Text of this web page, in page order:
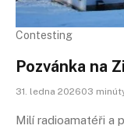
Contesting
Pozvánka na
31. ledna 202603
Milí radioamatéři a